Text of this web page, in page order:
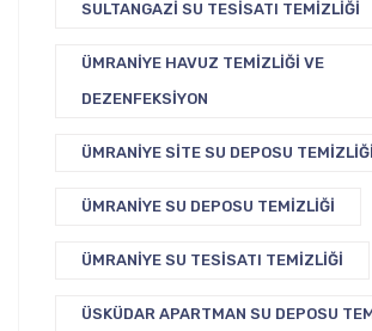
SULTANGAZI SU TESISATI TEMIZLIĞI
ÜMRANIYE HAVUZ TEMIZLIĞI VE
DEZENFEKSIYON
ÜMRANIYE SITE SU DEPOSU TEMIZLIĞI
ÜMRANIYE SU DEPOSU TEMIZLIĞI
ÜMRANIYE SU TESISATI TEMIZLIĞI
ÜSKÜDAR APARTMAN SU DEPOSU